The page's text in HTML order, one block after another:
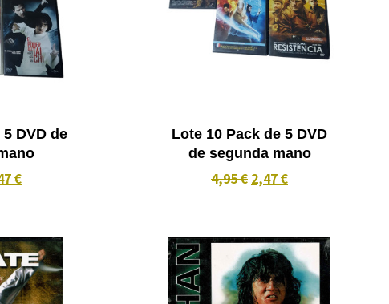
DVD de
€
Lote 10 Pack de 5 DVD
de segunda mano
4,95 € 2,47 €